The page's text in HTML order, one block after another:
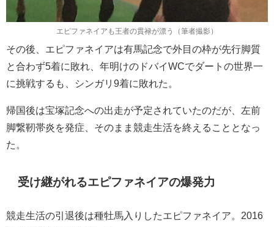
エピファネイアも王者の貫禄が漂う（筆者撮影）
その後、エピファネイアは有馬記念で外目の枠が先行脚質
と合わず5着に敗れ、年明けのドバイWCでダートの世界一
に挑戦するも、シンガリ9着に敗れた。
帰国後は宝塚記念への出走が予定されていたのだが、左前
脚繋靭帯炎を発症、そのまま競走生活を終えることとなっ
た。
受け継がれるエピファネイアの爆発力
競走生活の引退後は種牡馬入りしたエピファネイア。2016